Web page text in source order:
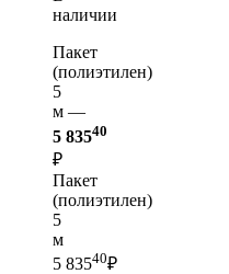
наличии
Пакет
(полиэтилен)
5
м —
5 83540
₽
Пакет
(полиэтилен)
5
м
5 83540₽